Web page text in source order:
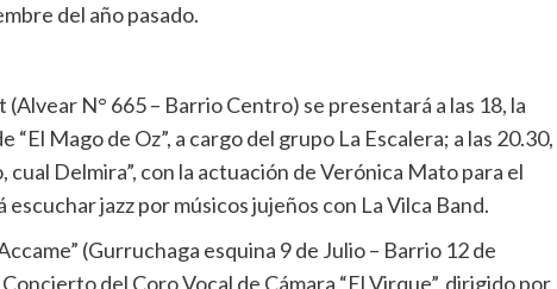
del año pasado.
N° 665 – Barrio Centro) se presentará a las 18, la
“El Mago de Oz”, a cargo del grupo La Escalera; a las 20.30,
cual Delmira”, con la actuación de Verónica Mato para el
jazz por músicos jujeños con La Vilca Band.
(Gurruchaga esquina 9 de Julio – Barrio 12 de
del Coro Vocal de Cámara “El Virque”, dirigido por